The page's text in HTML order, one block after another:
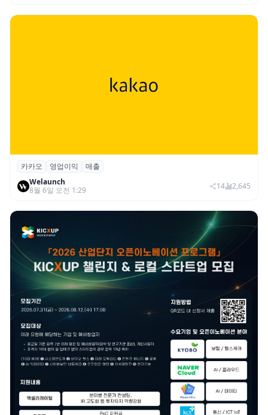
카카오, 2026년 2분기 매출 2조985억·영업
이익 2770억…역대 분기 최대
카카오 영업이익
매출
Welaunch
8월 6일 오전 1:29
14 2,645